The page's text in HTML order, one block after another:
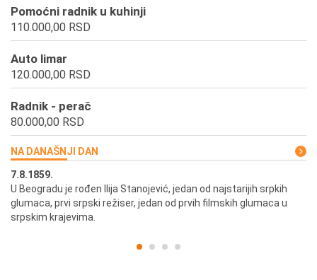
Pomoćni radnik u kuhinji
110.000,00 RSD
Auto limar
120.000,00 RSD
Radnik - perač
80.000,00 RSD
NA DANAŠNJI DAN
7.8.1859.
U Beogradu je rođen Ilija Stanojević, jedan od najstarijih srpkih
glumaca, prvi srpski režiser, jedan od prvih filmskih glumaca u
srpskim krajevima.